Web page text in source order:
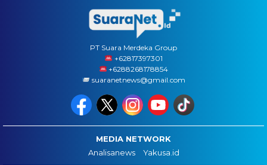
PT Suara Merdeka Group
‪+62817397301
+6288268178854
suaranetnews@gmail.com
MEDIA NETWORK
Analisanews
Yakusa.id